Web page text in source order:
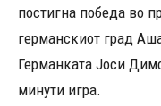
постигна победа во
германскиот град
Германката Јоси
минути игра.